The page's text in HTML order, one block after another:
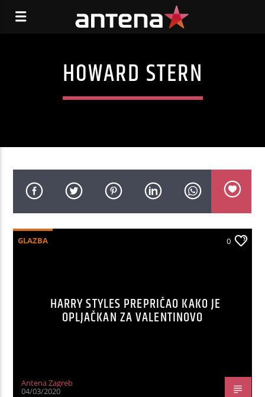
HOWARD STERN
GLAZBA 0
HARRY STYLES PREPRIČAO KAKO JE
OPLJAČKAN ZA VALENTINOVO
Antena Zagreb
04/03/2020